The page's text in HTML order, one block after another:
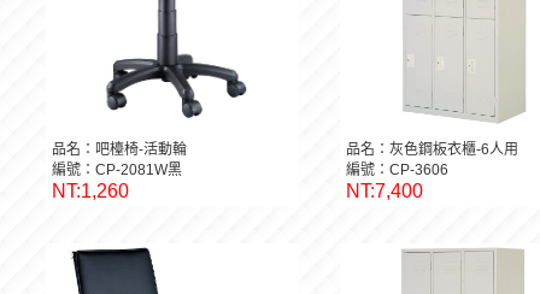
品名：吧檯椅-活動輪
編號：CP-2081W黑
NT:1,260
品名：灰色鋼板衣櫃-6人用
編號：CP-3606
NT:7,400